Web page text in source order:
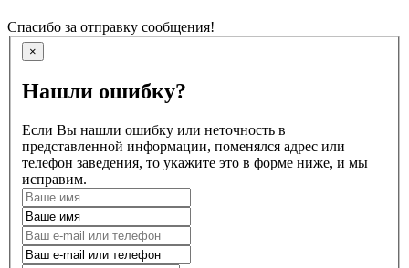
Спасибо за отправку сообщения!
×
Нашли ошибку?
Если Вы нашли ошибку или неточность в
представленной информации, поменялся адрес или
телефон заведения, то укажите это в форме ниже, и мы
исправим.